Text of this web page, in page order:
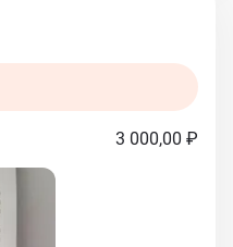
3 000,00 ₽